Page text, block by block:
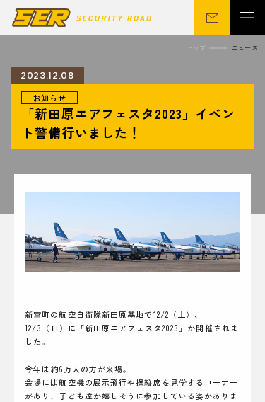
会社概要
関連事業
営業所
ニュース
サステナビリティ
CSR
シニア向け
採用情報 お問い合わせ
トップ ニュース
2023.12.08
お知らせ
「新田原エアフェスタ2023」イベン
ト警備行いました！
新富町の航空自衛隊新田原基地で12/2（土）、
12/3（日）に「新田原エアフェスタ2023」が開催されま
した。
今年は約6万人の方が来場。
会場には航空機の展示飛行や操縦席を見学するコーナー
があり、子ども達が嬉しそうに参加している姿がありま